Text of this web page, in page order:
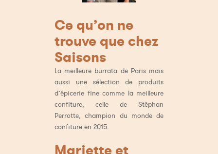
Ce qu’on ne
trouve que chez
Saisons
La meilleure burrata de Paris mais
aussi une sélection de produits
d’épicerie fine comme la meilleure
confiture, celle de Stéphan
Perrotte, champion du monde de
confiture en 2015.
Mariette et